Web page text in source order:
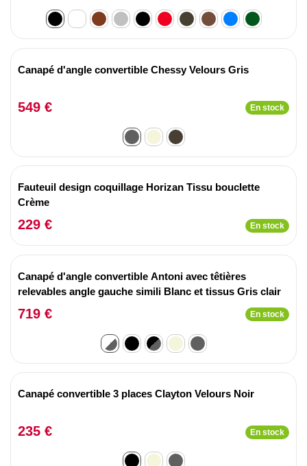
Canapé d'angle convertible Chessy Velours Gris
549 € En stock
Fauteuil design coquillage Horizan Tissu bouclette
Crème
229 € En stock
Canapé d'angle convertible Antoni avec têtières
relevables angle gauche simili Blanc et tissus Gris clair
719 € En stock
Canapé convertible 3 places Clayton Velours Noir
235 € En stock